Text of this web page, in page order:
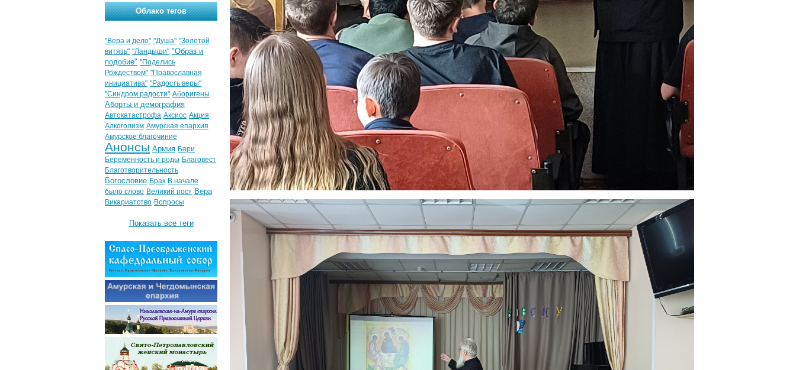
Облако тегов
"Вера и дело" "Душа" "Золотой
витязь" "Ландыши" "Образ и
подобие" "Поделись
Рождеством" "Православная
инициатива" "Радость веры"
"Синдром радости" Аборигены
Аборты и демография
Автокатастрофа Аксиос Акция
Алкоголизм Амурская епархия
Амурское благочиние
Анонсы Армия Бари
Беременность и роды Благовест
Благотворительность
Богословие Брак В начале
было слово Великий пост Вера
Викариатство Вопросы
Показать все теги